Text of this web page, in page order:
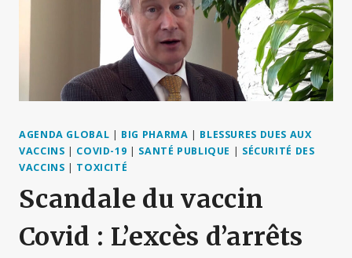
AGENDA GLOBAL | BIG PHARMA | BLESSURES DUES AUX
VACCINS | COVID-19 | SANTÉ PUBLIQUE | SÉCURITÉ DES
VACCINS | TOXICITÉ
Scandale du vaccin
Covid : L’excès d’arrêts